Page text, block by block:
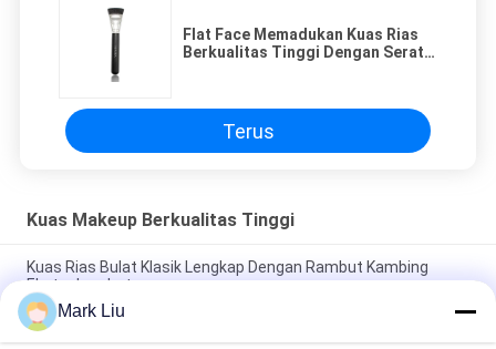
Flat Face Memadukan Kuas Rias
Berkualitas Tinggi Dengan Serat
Terus
Kuas Makeup Berkualitas Tinggi
Kuas Rias Bulat Klasik Lengkap Dengan Rambut Kambing
Ekstra Lembut
Vonira Beauty Kuas Rias Rambut Kambing Besar Kipas /
Mark Liu